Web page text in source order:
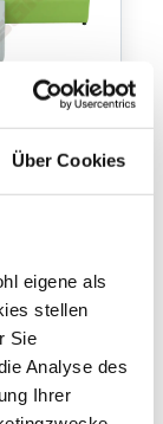
Über Cookies
eigene als
stellen
Sie
Analyse des
Ihrer
Blocks
11
€